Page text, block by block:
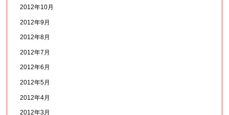
2012年10月
2012年9月
2012年8月
2012年7月
2012年6月
2012年5月
2012年4月
2012年3月